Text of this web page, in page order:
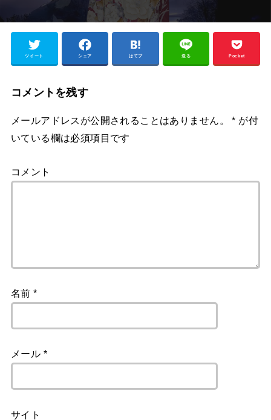
ツイート シェア はてブ 送る Pocket
コメントを残す
メールアドレスが公開されることはありません。 * が付
いている欄は必須項目です
コメント
名前*
メール *
サイト